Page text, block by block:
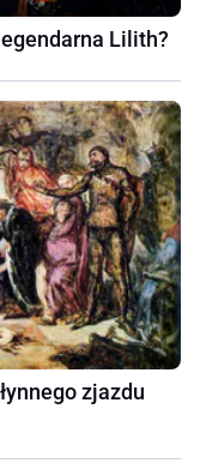
Lilith?
zjazdu